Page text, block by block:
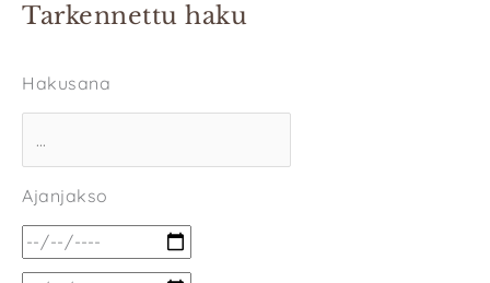
Tarkennettu haku
Hakusana
Ajanjakso